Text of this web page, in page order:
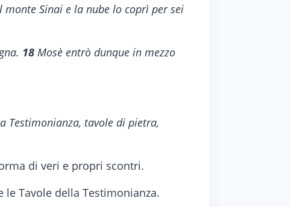
Sinai e la nube lo coprì per sei
18 Mosè entrò dunque in mezzo
Testimonianza, tavole di pietra,
di veri e propri scontri.
Tavole della Testimonianza.